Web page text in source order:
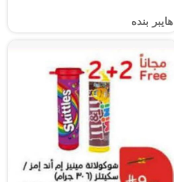
هايبر بنده